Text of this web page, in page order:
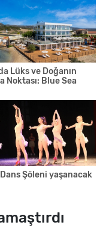
Lüks ve Doğanın
Noktası: Blue Sea
Şöleni yaşanacak